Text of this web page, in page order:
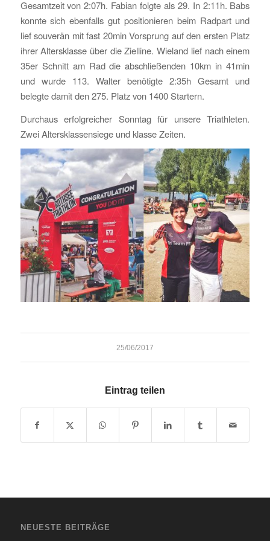
Gesamtzeit von 2:07h. Fabian folgte als 29. In 2:11h. Babs
konnte sich ebenfalls gut positionieren beim Radpart und
lief souverän mit fast 20min Vorsprung auf den ersten Platz
ihrer Altersklasse über die Zielline. Wieland lief nach einem
35er Schnitt am Rad die abschließenden 10km in 41min
und wurde 113. Walter benötigte 2:35h Gesamt und
belegte damit den 275. Platz von 1400 Startern.
Durchaus erfolgreicher Sonntag für unsere Triathleten.
Zwei Altersklassensiege und klasse Zeiten.
25/06/2017
Eintrag teilen
NEUESTE BEITRÄGE